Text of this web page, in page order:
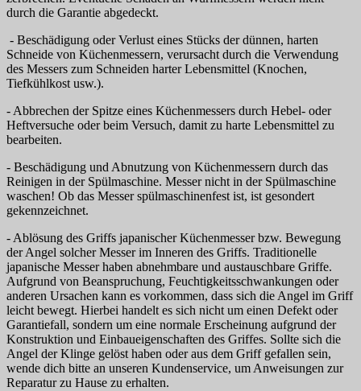
durch die Garantie abgedeckt.
- Beschädigung oder Verlust eines Stücks der dünnen, harten
Schneide von Küchenmessern, verursacht durch die Verwendung
des Messers zum Schneiden harter Lebensmittel (Knochen,
Tiefkühlkost usw.).
- Abbrechen der Spitze eines Küchenmessers durch Hebel- oder
Heftversuche oder beim Versuch, damit zu harte Lebensmittel zu
bearbeiten.
- Beschädigung und Abnutzung von Küchenmessern durch das
Reinigen in der Spülmaschine. Messer nicht in der Spülmaschine
waschen! Ob das Messer spülmaschinenfest ist, ist gesondert
gekennzeichnet.
- Ablösung des Griffs japanischer Küchenmesser bzw. Bewegung
der Angel solcher Messer im Inneren des Griffs. Traditionelle
japanische Messer haben abnehmbare und austauschbare Griffe.
Aufgrund von Beanspruchung, Feuchtigkeitsschwankungen oder
anderen Ursachen kann es vorkommen, dass sich die Angel im Griff
leicht bewegt. Hierbei handelt es sich nicht um einen Defekt oder
Garantiefall, sondern um eine normale Erscheinung aufgrund der
Konstruktion und Einbaueigenschaften des Griffes. Sollte sich die
Angel der Klinge gelöst haben oder aus dem Griff gefallen sein,
wende dich bitte an unseren Kundenservice, um Anweisungen zur
Reparatur zu Hause zu erhalten.